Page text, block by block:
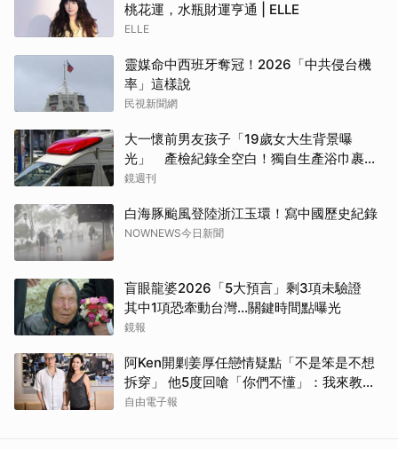
桃花運，水瓶財運亨通 | ELLE
ELLE
靈媒命中西班牙奪冠！2026「中共侵台機
率」這樣說
民視新聞網
大一懷前男友孩子「19歲女大生背景曝
光」 產檢紀錄全空白！獨自生產浴巾裹嬰
屍藏家5天
鏡週刊
白海豚颱風登陸浙江玉環！寫中國歷史紀錄
NOWNEWS今日新聞
盲眼龍婆2026「5大預言」剩3項未驗證
其中1項恐牽動台灣...關鍵時間點曝光
鏡報
阿Ken開剿姜厚任戀情疑點「不是笨是不想
拆穿」 他5度回嗆「你們不懂」：我來教育
你們
自由電子報